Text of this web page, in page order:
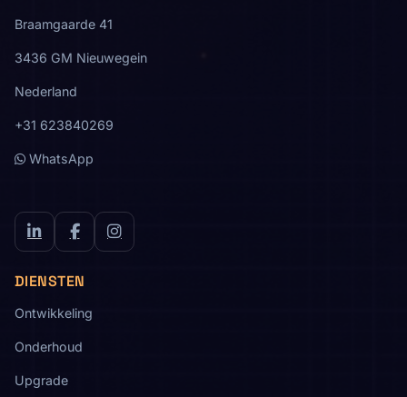
Braamgaarde 41
3436 GM Nieuwegein
Nederland
+31 623840269
WhatsApp
LinkedInFacebookInstagram
DIENSTEN
Ontwikkeling
Onderhoud
Upgrade